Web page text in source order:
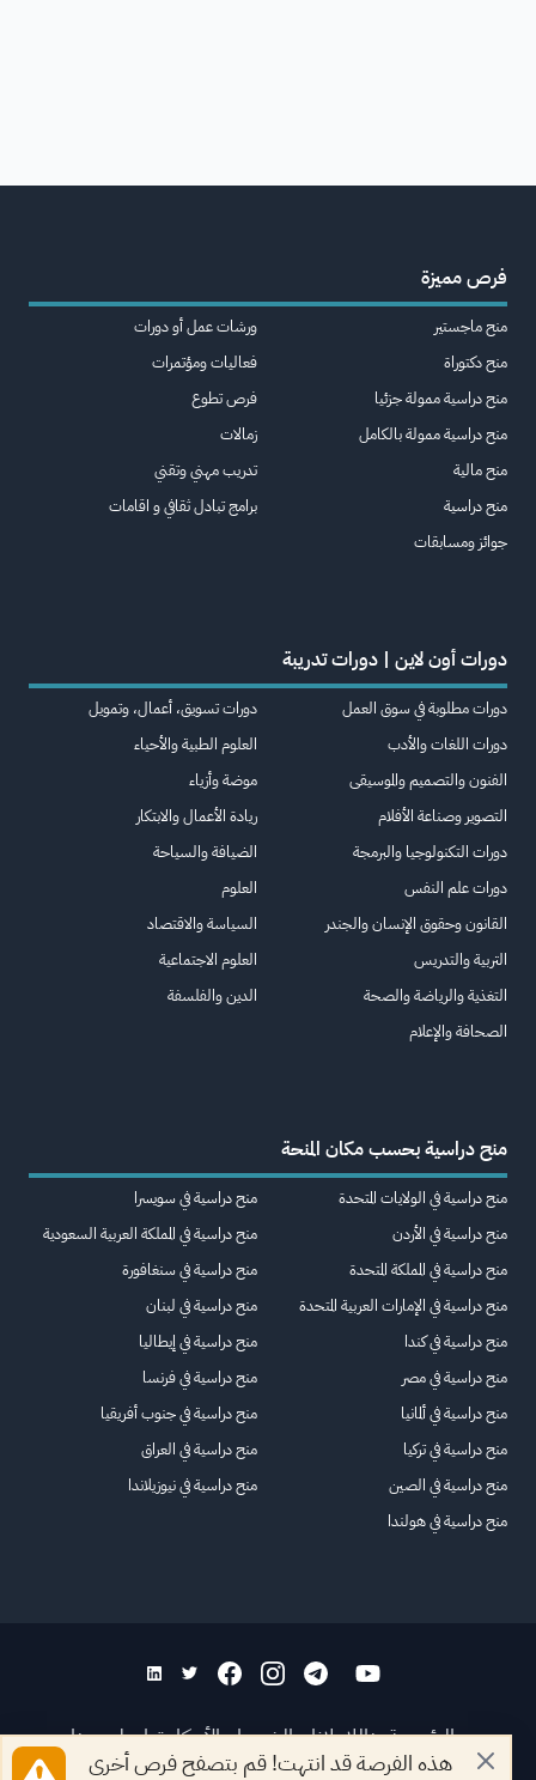
هذه الفرصة قد انتهت! قم بتصفح فرص أخرى
فرص مميزة
منح ماجستير
منح دكتوراة
منح دراسية ممولة جزئيا
منح دراسية ممولة بالكامل
منح مالية
منح دراسية
جوائز ومسابقات
ورشات عمل أو دورات
فعاليات ومؤتمرات
فرص تطوع
زمالات
تدريب مهني وتقني
برامج تبادل ثقافي و اقامات
دورات أون لاين | دورات تدريبة
دورات مطلوبة في سوق العمل
دورات اللغات والأدب
الفنون والتصميم والموسيقى
التصوير وصناعة الأفلام
دورات التكنولوجيا والبرمجة
دورات علم النفس
القانون وحقوق الإنسان والجندر
التربية والتدريس
التغذية والرياضة والصحة
الصحافة والإعلام
دورات تسويق، أعمال، وتمويل
العلوم الطبية والأحياء
موضة وأزياء
ريادة الأعمال والابتكار
الضيافة والسياحة
العلوم
السياسة والاقتصاد
العلوم الاجتماعية
الدين والفلسفة
منح دراسية بحسب مكان المنحة
منح دراسية في الولايات المتحدة
منح دراسية في الأردن
منح دراسية في المملكة المتحدة
منح دراسية في الإمارات العربية المتحدة
منح دراسية في كندا
منح دراسية في مصر
منح دراسية في ألمانيا
منح دراسية في تركيا
منح دراسية في الصين
منح دراسية في هولندا
منح دراسية في سويسرا
منح دراسية في المملكة العربية السعودية
منح دراسية في سنغافورة
منح دراسية في لبنان
منح دراسية في إيطاليا
منح دراسية في فرنسا
منح دراسية في جنوب أفريقيا
منح دراسية في العراق
منح دراسية في نيوزيلاندا
الرئيسيةعناللاعلاناتالشروط والأحكامتواصل معنا
الأسئلة الشائعةخريطة الموقع